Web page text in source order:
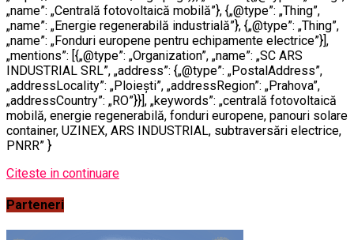
„name”: „Centrală fotovoltaică mobilă”}, {„@type”: „Thing”,
„name”: „Energie regenerabilă industrială”}, {„@type”: „Thing”,
„name”: „Fonduri europene pentru echipamente electrice”}],
„mentions”: [{„@type”: „Organization”, „name”: „SC ARS
INDUSTRIAL SRL”, „address”: {„@type”: „PostalAddress”,
„addressLocality”: „Ploiești”, „addressRegion”: „Prahova”,
„addressCountry”: „RO”}}], „keywords”: „centrală fotovoltaică
mobilă, energie regenerabilă, fonduri europene, panouri solare
container, UZINEX, ARS INDUSTRIAL, subtraversări electrice,
PNRR” }
Citeste in continuare
Parteneri